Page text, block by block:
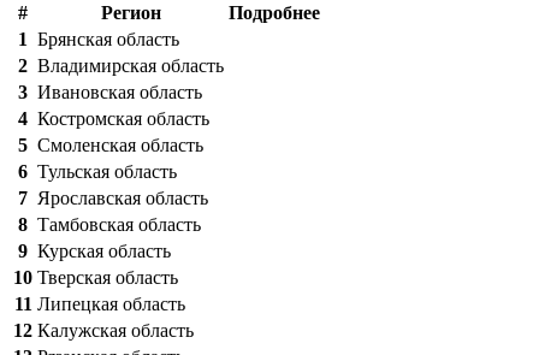
# Регион
Подробнее
1 Брянская область
2 Владимирская область
3 Ивановская область
4 Костромская область
5 Смоленская область
6 Тульская область
7 Ярославская область
8 Тамбовская область
9 Курская область
10 Тверская область
11 Липецкая область
12 Калужская область